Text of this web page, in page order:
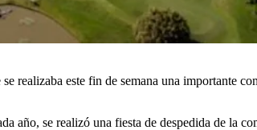
realizaba este fin de semana una importante
año, se realizó una fiesta de despedida de la